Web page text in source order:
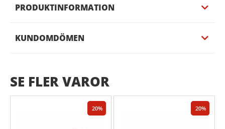
PRODUKTINFORMATION
KUNDOMDÖMEN
SE FLER VAROR
20 20